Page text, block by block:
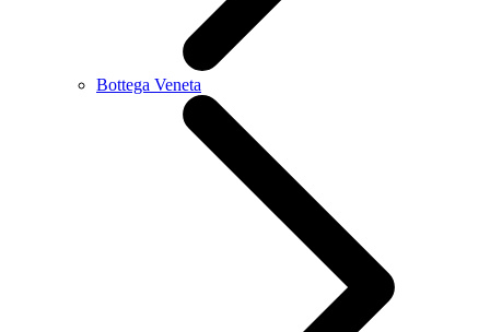
Bottega Veneta